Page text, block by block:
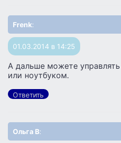
Frenk:
01.03.2014 в 14:25
А дальше можете
или ноутбуком.
Ответить
Ольга В: